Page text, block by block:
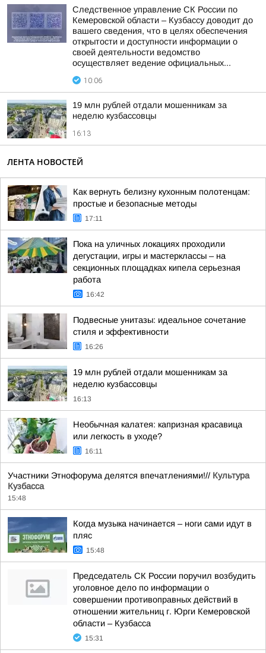
Следственное управление СК России по
Кемеровской области – Кузбассу доводит до
вашего сведения, что в целях обеспечения
открытости и доступности информации о
своей деятельности ведомство
осуществляет ведение официальных...
10:06
19 млн рублей отдали мошенникам за
неделю кузбассовцы
16:13
ЛЕНТА НОВОСТЕЙ
Как вернуть белизну кухонным полотенцам:
простые и безопасные методы
17:11
Пока на уличных локациях проходили
дегустации, игры и мастерклассы – на
секционных площадках кипела серьезная
работа
16:42
Подвесные унитазы: идеальное сочетание
стиля и эффективности
16:26
19 млн рублей отдали мошенникам за
неделю кузбассовцы
16:13
Необычная калатея: капризная красавица
или легкость в уходе?
16:11
Участники Этнофорума делятся впечатлениями!// Культура
Кузбасса
15:48
Когда музыка начинается – ноги сами идут в
пляс
15:48
Председатель СК России поручил возбудить
уголовное дело по информации о
совершении противоправных действий в
отношении жительниц г. Юрги Кемеровской
области – Кузбасса
15:31